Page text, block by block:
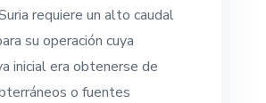
requiere un alto caudal
su operación cuya
inicial era obtenerse de
o fuentes